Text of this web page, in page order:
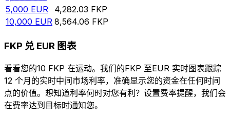
5,000 EUR 4,282.03 FKP
10,000 EUR 8,564.06 FKP
FKP 兑 EUR 图表
看看您的10 FKP 在运动。我们的FKP 至EUR 实时图表跟踪
12 个月的实时中间市场利率，准确显示您的资金在任何时间
点的价值。想知道利率何时对您有利？设置费率提醒，我们会
在费率达到目标时通知您。